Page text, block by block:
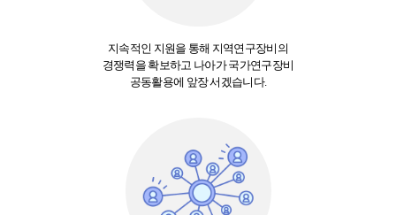
지속적인 지원을 통해 지역연구장비의
경쟁력을 확보하고 나아가 국가연구장비
공동활용에 앞장 서겠습니다.